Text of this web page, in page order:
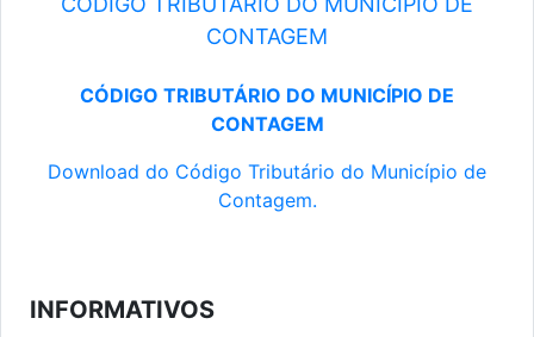
CONTAGEM
CÓDIGO TRIBUTÁRIO DO MUNICÍPIO DE
CONTAGEM
Download do Código Tributário do Município de
Contagem.
INFORMATIVOS